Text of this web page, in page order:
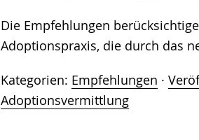
Die Empfehlungen
Adoptionspraxis, die durch das
Kategorien: Empfehlungen ·
Adoptionsvermittlung